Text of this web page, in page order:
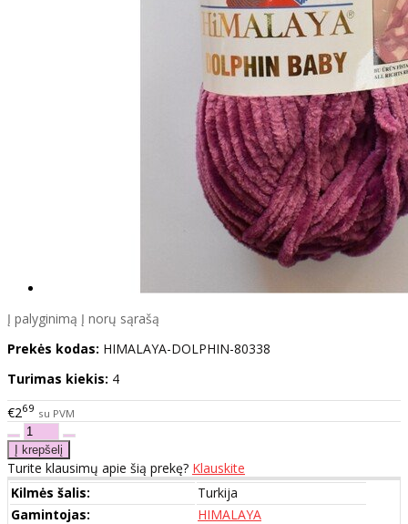
Į palyginimą Į norų sąrašą
Prekės kodas: HIMALAYA-DOLPHIN-80338
Turimas kiekis: 4
€269 su PVM
Turite klausimų apie šią prekę? Klauskite
Kilmės šalis:
Turkija
Gamintojas:
HIMALAYA